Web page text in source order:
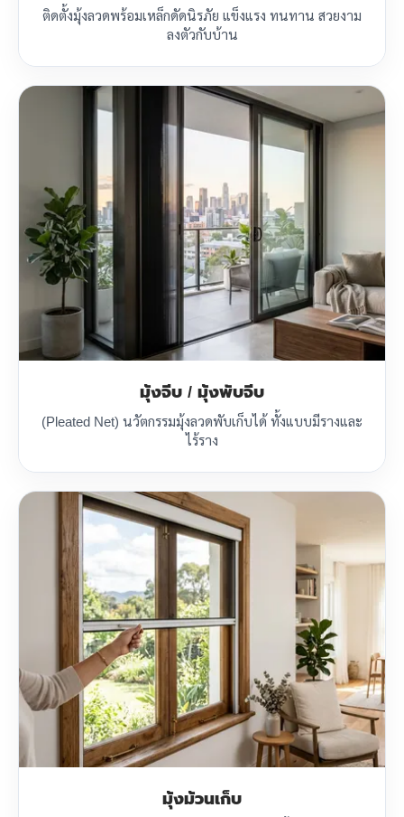
ติดตั้งมุ้งลวดพร้อมเหล็กดัดนิรภัย แข็งแรง ทนทาน สวยงาม
ลงตัวกับบ้าน
มุ้งจีบ / มุ้งพับจีบ
(Pleated Net) นวัตกรรมมุ้งลวดพับเก็บได้ ทั้งแบบมีรางและ
ไร้ราง
มุ้งม้วนเก็บ